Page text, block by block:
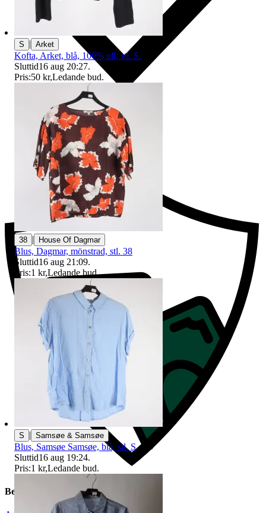
Ersättning om du inte får din vara
Beskrivning
S | Arket
Kofta, Arket, blå, 100% ull, stl. S.
Sluttid16 aug 20:27.
Pris:50 kr,Ledande bud.
38 | House Of Dagmar
Blus, Dagmar, mönstrad, stl. 38
Sluttid16 aug 21:09.
Pris:1 kr,Ledande bud.
S | Samsøe & Samsøe
Blus, Samsøe Samsøe, blå, stl. S
Sluttid16 aug 19:24.
Pris:1 kr,Ledande bud.